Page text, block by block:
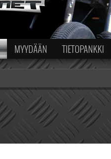
MYYDÄÄN TIETOPANKKI